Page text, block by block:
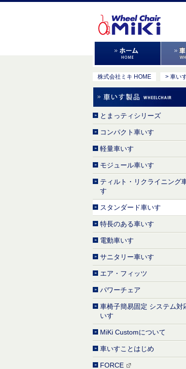
株式会社ミキ HOME > 車い
とまっティシリーズ
コンパクト車いす
軽量車いす
モジュール車いす
ティルト・リクライニング
す
スタンダード車いす
特長のある車いす
電動車いす
サニタリー車いす
エア・フィッツ
パワーチェア
車椅子簡易固定 システム対
いす
MiKi Customについて
車いすことはじめ
FORCE